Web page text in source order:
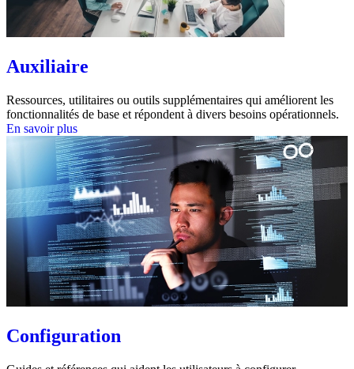
Auxiliaire
Ressources, utilitaires ou outils supplémentaires qui améliorent les
fonctionnalités de base et répondent à divers besoins opérationnels.
En savoir plus
Configuration